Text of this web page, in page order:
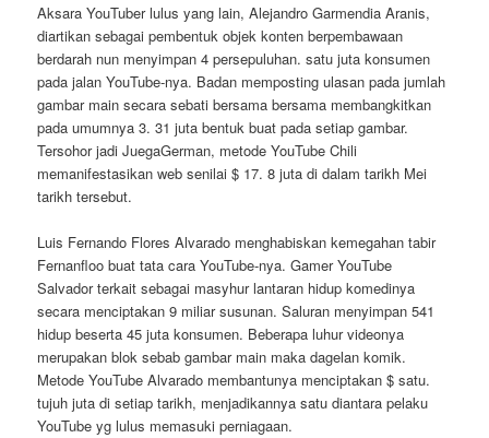
Aksara YouTuber lulus yang lain, Alejandro Garmendia Aranis,
diartikan sebagai pembentuk objek konten berpembawaan
berdarah nun menyimpan 4 persepuluhan. satu juta konsumen
pada jalan YouTube-nya. Badan memposting ulasan pada jumlah
gambar main secara sebati bersama bersama membangkitkan
pada umumnya 3. 31 juta bentuk buat pada setiap gambar.
Tersohor jadi JuegaGerman, metode YouTube Chili
memanifestasikan web senilai $ 17. 8 juta di dalam tarikh Mei
tarikh tersebut.
Luis Fernando Flores Alvarado menghabiskan kemegahan tabir
Fernanfloo buat tata cara YouTube-nya. Gamer YouTube
Salvador terkait sebagai masyhur lantaran hidup komedinya
secara menciptakan 9 miliar susunan. Saluran menyimpan 541
hidup beserta 45 juta konsumen. Beberapa luhur videonya
merupakan blok sebab gambar main maka dagelan komik.
Metode YouTube Alvarado membantunya menciptakan $ satu.
tujuh juta di setiap tarikh, menjadikannya satu diantara pelaku
YouTube yg lulus memasuki perniagaan.